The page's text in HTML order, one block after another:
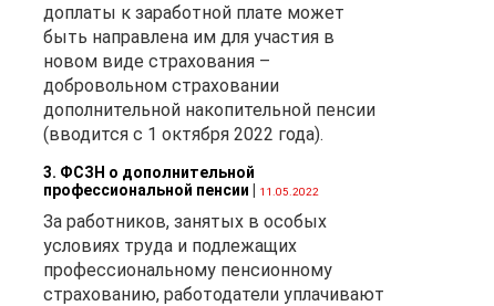
доплаты к заработной плате может
быть направлена им для участия в
новом виде страхования –
добровольном страховании
дополнительной накопительной пенсии
(вводится с 1 октября 2022 года).
3. ФСЗН о дополнительной
профессиональной пенсии
11.05.2022
За работников, занятых в особых
условиях труда и подлежащих
профессиональному пенсионному
страхованию, работодатели уплачивают